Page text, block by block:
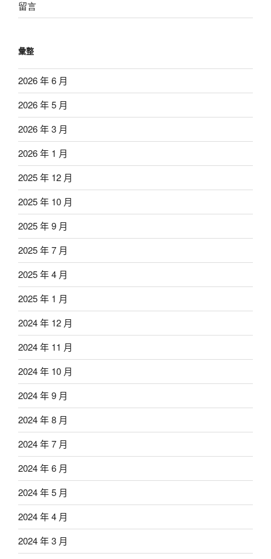
留言
彙整
2026 年 6 月
2026 年 5 月
2026 年 3 月
2026 年 1 月
2025 年 12 月
2025 年 10 月
2025 年 9 月
2025 年 7 月
2025 年 4 月
2025 年 1 月
2024 年 12 月
2024 年 11 月
2024 年 10 月
2024 年 9 月
2024 年 8 月
2024 年 7 月
2024 年 6 月
2024 年 5 月
2024 年 4 月
2024 年 3 月